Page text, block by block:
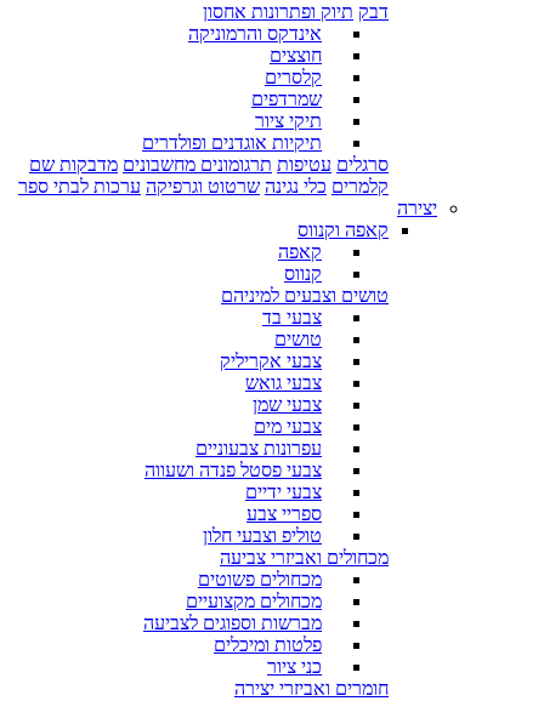
דבק תיוק ופתרונות אחסון
אינדקס והרמוניקה
חוצצים
קלסרים
שמרדפים
תיקי ציור
תיקיות אוגדנים ופולדרים
סרגלים עטיפות תרגומונים מחשבונים מדבקות שם
קלמרים כלי נגינה שרטוט וגרפיקה ערכות לבתי ספר
יצירה
קאפה וקנווס
קאפה
קנווס
טושים וצבעים למיניהם
צבעי בד
טושים
צבעי אקריליק
צבעי גואש
צבעי שמן
צבעי מים
עפרונות צבעוניים
צבעי פסטל פנדה ושעווה
צבעי ידיים
ספריי צבע
טוליפ וצבעי חלון
מכחולים ואביזרי צביעה
מכחולים פשוטים
מכחולים מקצועיים
מברשות וספוגים לצביעה
פלטות ומיכלים
כני ציור
חומרים ואביזרי יצירה